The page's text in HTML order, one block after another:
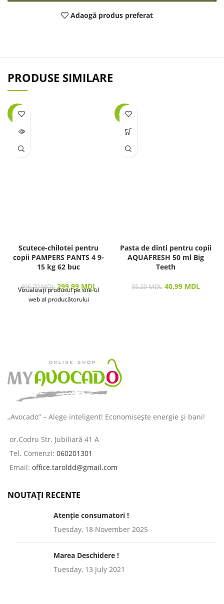
Adaogă produs preferat
PRODUSE SIMILARE
-40%
LIPSĂ
Scutece-chilotei pentru
copii PAMPERS PANTS 4 9-
15 kg 62 buc
496.70MDL 299.99 MDL
Vizualizați produsul pe site-ul
web al producătorului
-26%
Pasta de dinti pentru copii
AQUAFRESH 50 ml Big
Teeth
55.20MDL 40.99 MDL
„Avocado” – Alege inteligent! Economisește energie și bani!
or.Codru Str. Jubiliară 41 A
Tel. Comenzi: 060201301
Email: office.taroldd@gmail.com
NOUTAȚI RECENTE
Atenție consumatori !
Tuesday, 18 November 2025
Marea Deschidere !
Tuesday, 13 July 2021